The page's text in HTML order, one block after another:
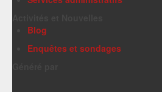
Blog
Enquêtes et sondages